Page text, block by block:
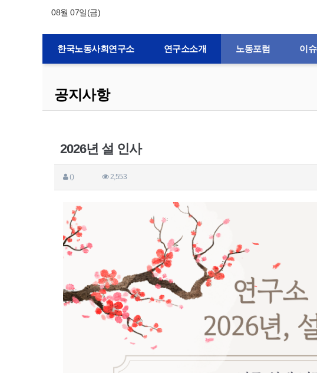
08월 07일(금)
한국노동사회연구소 연구소소개 노동포럼 이
공지사항
2026년 설 인사
() 2,553